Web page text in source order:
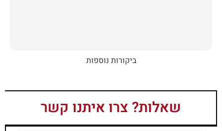
ביקורות נוספות
שאלות? צרו איתנו קשר